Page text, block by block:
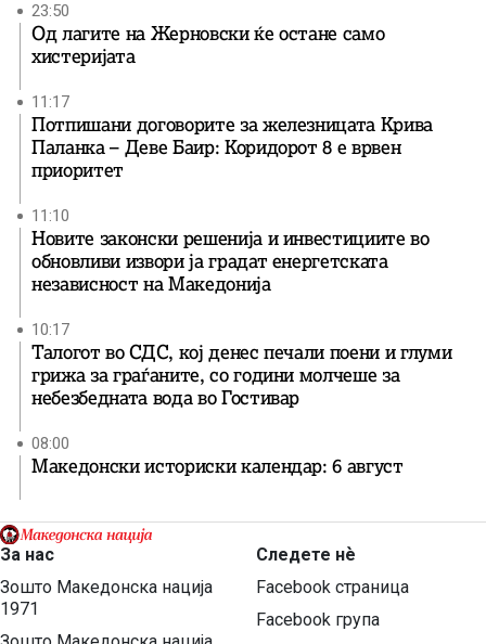
23:50
Од лагите на Жерновски ќе остане само
хистеријата
11:17
Потпишани договорите за железницата Крива
Паланка – Деве Баир: Коридорот 8 е врвен
приоритет
11:10
Новите законски решенија и инвестициите во
обновливи извори ја градат енергетската
независност на Македонија
10:17
Талогот во СДС, кој денес печали поени и глуми
грижа за граѓаните, со години молчеше за
небезбедната вода во Гостивар
08:00
Македонски историски календар: 6 август
За нас
Зошто Македонска нација
1971
Следете нѐ
Facebook страница
Facebook група